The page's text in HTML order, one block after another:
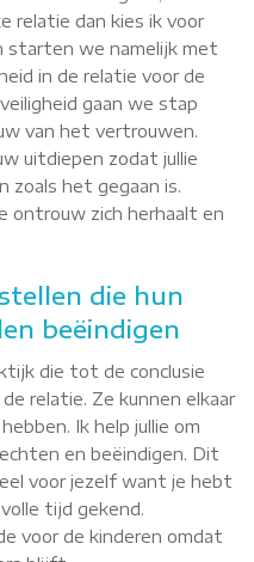
relatie dan kies ik voor
starten we namelijk met
in de relatie voor de
gaan we stap
van het vertrouwen.
uitdiepen zodat jullie
zoals het gegaan is.
ontrouw zich herhaalt en
die hun
beëindigen
die tot de conclusie
relatie. Ze kunnen elkaar
Ik help jullie om
en beëindigen. Dit
voor jezelf want je hebt
tijd gekend.
voor de kinderen omdat